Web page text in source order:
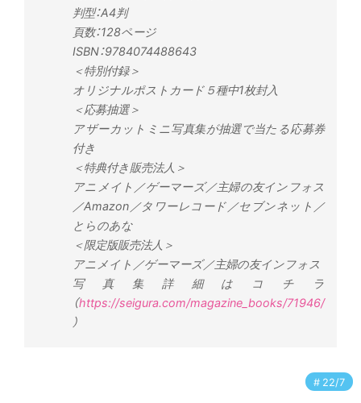
判型：A4判
頁数：128ページ
ISBN：9784074488643
＜特別付録＞
オリジナルポストカード５種中1枚封入
＜応募抽選＞
​アザーカットミニ写真集が抽選で当たる応募券
付き
＜特典付き販売法人＞
アニメイト／ゲーマーズ／主婦の友インフォス
／Amazon／タワーレコード／セブンネット／
とらのあな
＜限定版販売法人＞
アニメイト／ゲーマーズ／主婦の友インフォス
写真集詳細はコチラ
（https://seigura.com/magazine_books/71946/
）
22/7